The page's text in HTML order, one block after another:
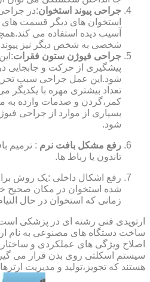
جراحی پیوند استخوان:در
استخوان های دیگر قسمت های
آسیب دیده استفاده می
شخصی به شخص دیگر نیز پیوند
جراحی فیوژن ستون فقرات
پیشگیری از حرکت و جابجایی
شود.این عمل جراحی سبب
تعداد بیشتری مهره با
کمر،گردن و صدمات وارده به
بسیاری از موارد از جراحی
شود.
رفع مشکل بافت نرم : ترمیم
تاندون یا رباط ها.
رفع اشکال داخلی :یک روش
شده استخوان در مکان صحیح
زمانی که استخوان در حال
ارتوپدی فنی رشته ای در پزشکی
ساخت دستگاه های مصنوعی به نام
اصلاح ویژگی های عملکردی و
سیستم اسکلتی روی بدن قرار می
هستند که تجویز،تولید و مدیریت